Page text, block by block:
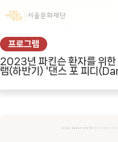
프로그램
2023년 파킨슨 환자를 위한
램(하반기) '댄스 포 피디